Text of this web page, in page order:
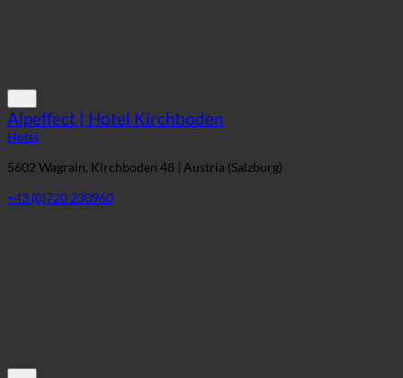
Alpeffect | Hotel Kirchboden
Hotel
5602 Wagrain, Kirchboden 48 | Austria (Salzburg)
+43 (0)720 230960